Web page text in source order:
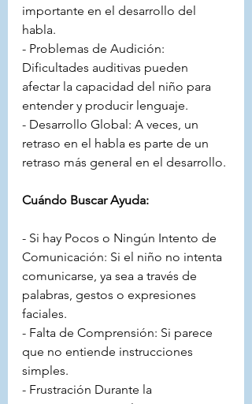
importante en el desarrollo del
habla.
- Problemas de Audición:
Dificultades auditivas pueden
afectar la capacidad del niño para
entender y producir lenguaje.
- Desarrollo Global: A veces, un
retraso en el habla es parte de un
retraso más general en el desarrollo.
Cuándo Buscar Ayuda:
- Si hay Pocos o Ningún Intento de
Comunicación: Si el niño no intenta
comunicarse, ya sea a través de
palabras, gestos o expresiones
faciales.
- Falta de Comprensión: Si parece
que no entiende instrucciones
simples.
- Frustración Durante la